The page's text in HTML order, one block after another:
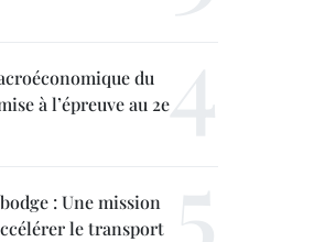
du
à l’épreuve au 2e
: Une mission
le transport